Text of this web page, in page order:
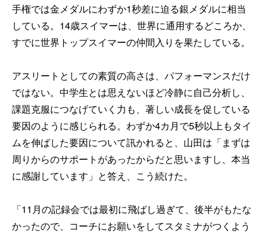
手権では金メダルにわずか1秒差に迫る銀メダルに相当
している。14歳スイマーは、世界に通用するどころか、
すでに世界トップスイマーの仲間入りを果たしている。
アスリートとしての素質の高さは、パフォーマンスだけ
ではない。中学生とは思えないほど冷静に自己分析し、
課題克服につなげていく力も、著しい成長を促している
要因のように感じられる。わずか4カ月で5秒以上もタイ
ムを伸ばした要因について訊かれると、山田は「まずは
周りからのサポートがあったからだと思いますし、本当
に感謝しています」と答え、こう続けた。
「11月の記録会では最初に飛ばし過ぎて、後半がもたな
かったので、コーチにお願いをしてスタミナがつくよう